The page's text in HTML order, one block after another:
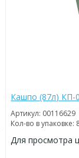
Кашпо (87л) КП-
Артикул: 00116629
Кол-во в упаковке:
Для просмотра